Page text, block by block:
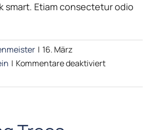
smart. Etiam consectetur odio
| 16. März
| Kommentare deaktiviertfür
do